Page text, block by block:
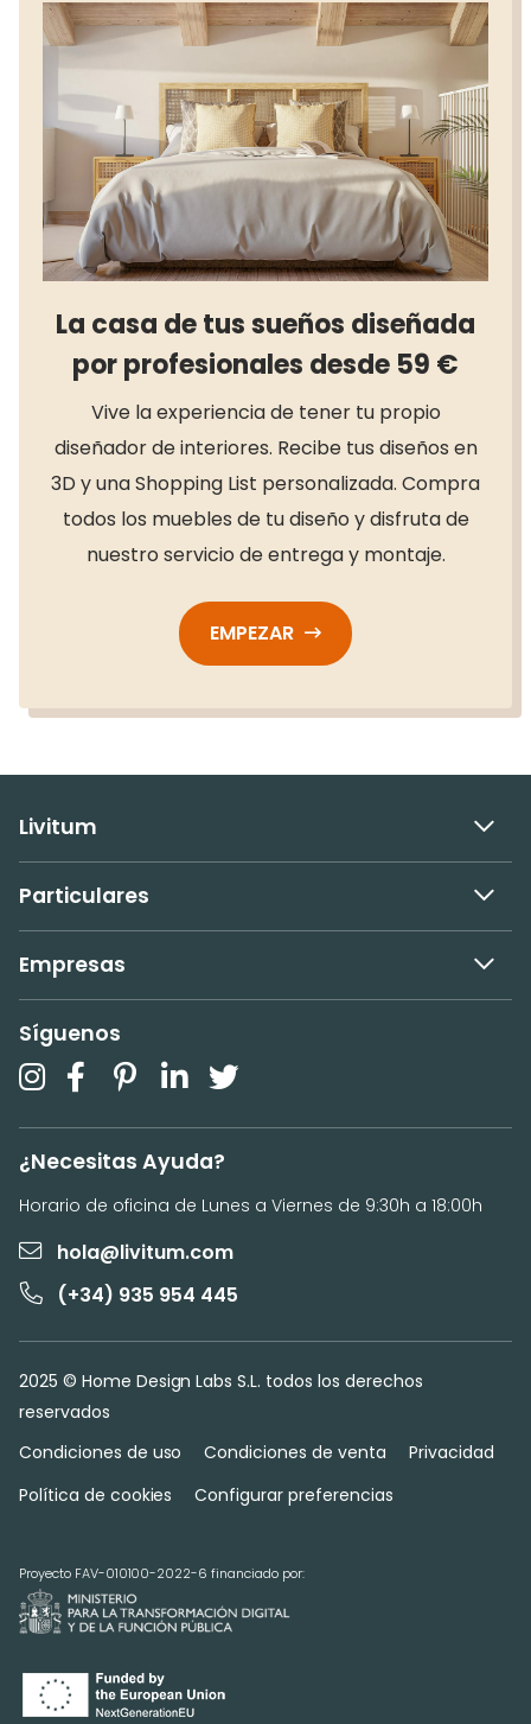
La casa de tus sueños diseñada
por profesionales desde 59 €
Vive la experiencia de tener tu propio
diseñador de interiores. Recibe tus diseños en
3D y una Shopping List personalizada. Compra
todos los muebles de tu diseño y disfruta de
nuestro servicio de entrega y montaje.
EMPEZAR
Livitum
Particulares
Empresas
Síguenos
¿Necesitas Ayuda?
Horario de oficina de Lunes a Viernes de 9:30h a 18:00h
hola@livitum.com
(+34) 935 954 445
2025 © Home Design Labs S.L. todos los derechos
reservados
Condiciones de uso
Condiciones de venta
Privacidad
Política de cookies
Configurar preferencias
Proyecto FAV-010100-2022-6 financiado por: